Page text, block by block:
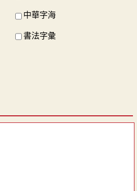
中華字海
書法字彙